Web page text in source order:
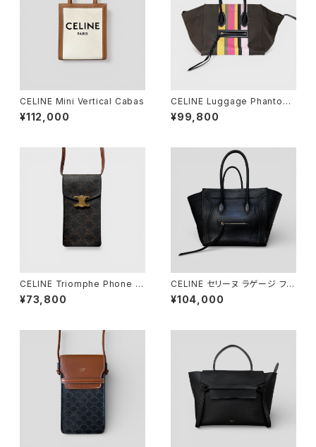
CELINE Mini Vertical Cabas
¥112,000
CELINE Luggage Phantom
Multicolor
¥99,800
CELINE Triomphe Phone P
ouch Triomphe Canvas
¥73,800
CELINE セリーヌ ラゲージ ファ
ントム クロコダイル エンボスド
カーフスキン ブラック 169953
¥104,000